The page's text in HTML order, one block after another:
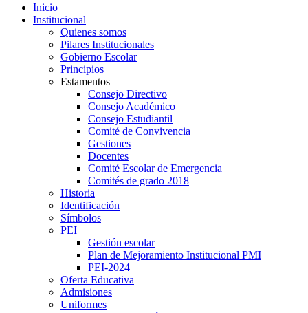
Inicio
Institucional
Quienes somos
Pilares Institucionales
Gobierno Escolar
Principios
Estamentos
Consejo Directivo
Consejo Académico
Consejo Estudiantil
Comité de Convivencia
Gestiones
Docentes
Comité Escolar de Emergencia
Comités de grado 2018
Historia
Identificación
Símbolos
PEI
Gestión escolar
Plan de Mejoramiento Institucional PMI
PEI-2024
Oferta Educativa
Admisiones
Uniformes